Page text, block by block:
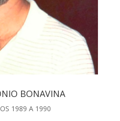
BONAVINA
1989 A 1990